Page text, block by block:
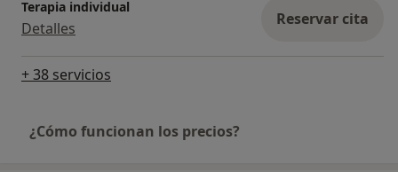
Terapia individual
Detalles Reservar cita
+ 38 servicios
¿Cómo funcionan los precios?